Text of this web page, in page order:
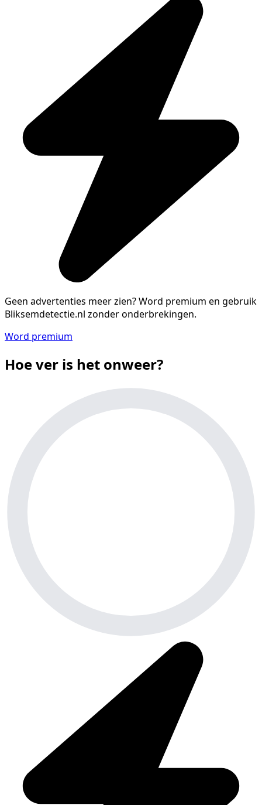
Geen advertenties meer zien?Word premium en gebruik
Bliksemdetectie.nl zonder onderbrekingen.
Word premium
Hoe ver is het onweer?